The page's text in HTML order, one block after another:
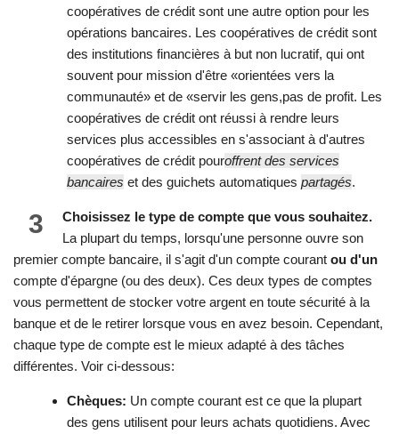
coopératives de crédit sont une autre option pour les
opérations bancaires. Les coopératives de crédit sont
des institutions financières à but non lucratif, qui ont
souvent pour mission d'être «orientées vers la
communauté» et de «servir les gens,pas de profit. Les
coopératives de crédit ont réussi à rendre leurs
services plus accessibles en s'associant à d'autres
coopératives de crédit pouroffrent des services
bancaires et des guichets automatiques partagés.
3
Choisissez le type de compte que vous souhaitez.
La plupart du temps, lorsqu'une personne ouvre son
premier compte bancaire, il s'agit d'un compte courant ou d'un
compte d'épargne (ou des deux). Ces deux types de comptes
vous permettent de stocker votre argent en toute sécurité à la
banque et de le retirer lorsque vous en avez besoin. Cependant,
chaque type de compte est le mieux adapté à des tâches
différentes. Voir ci-dessous:
Chèques: Un compte courant est ce que la plupart
des gens utilisent pour leurs achats quotidiens. Avec